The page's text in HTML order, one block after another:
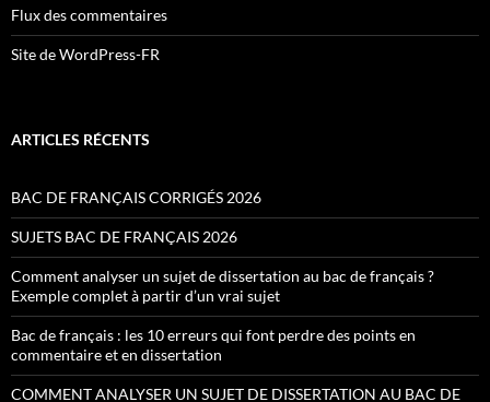
Flux des commentaires
Site de WordPress-FR
ARTICLES RÉCENTS
BAC DE FRANÇAIS CORRIGÉS 2026
SUJETS BAC DE FRANÇAIS 2026
Comment analyser un sujet de dissertation au bac de français ?
Exemple complet à partir d’un vrai sujet
Bac de français : les 10 erreurs qui font perdre des points en
commentaire et en dissertation
COMMENT ANALYSER UN SUJET DE DISSERTATION AU BAC DE